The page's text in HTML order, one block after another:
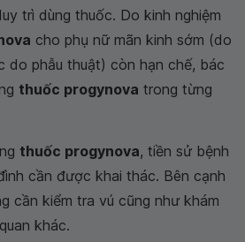
trì dùng thuốc. Do kinh nghiệm
cho phụ nữ mãn kinh sớm (do
do phẫu thuật) còn hạn chế, bác
thuốc progynova trong từng
thuốc progynova, tiền sử bệnh
cần được khai thác. Bên cạnh
cần kiểm tra vú cũng như khám
khác.